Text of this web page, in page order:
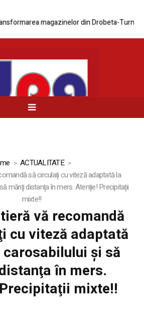
magazinelor din Drobeta-Turnu
ACTUALITATE
să circulaţi cu viteză adaptată la
măriţi distanţa în mers. Atenţie! Precipitaţii
mixte!!
vă recomandă
cu viteză adaptată
şi să
în mers.
mixte!!